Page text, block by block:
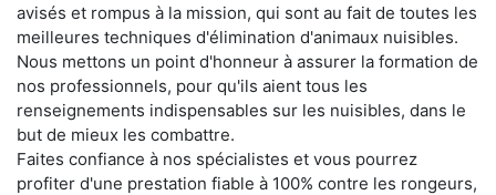
avisés et rompus à la mission, qui sont au fait de toutes les
meilleures techniques d'élimination d'animaux nuisibles.
Nous mettons un point d'honneur à assurer la formation de
nos professionnels, pour qu'ils aient tous les
renseignements indispensables sur les nuisibles, dans le
but de mieux les combattre.
Faites confiance à nos spécialistes et vous pourrez
profiter d'une prestation fiable à 100% contre les rongeurs,